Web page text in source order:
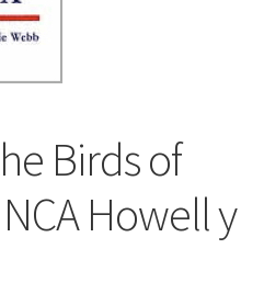
Birds of
Howell y